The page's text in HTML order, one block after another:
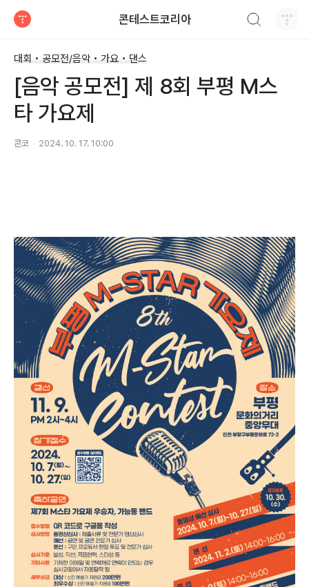
콘테스트코리아
대회 • 공모전/음악 • 가요 • 댄스
[음악 공모전] 제 8회 부평 M스
타 가요제
콘코 2024. 10. 17. 10:00